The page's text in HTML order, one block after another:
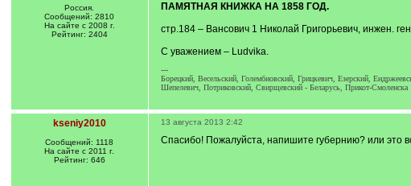
Россия.
Сообщений: 2810
На сайте с 2008 г.
Рейтинг: 2404
ПАМЯТНАЯ КНИЖКА НА 1858 ГОД.
стр.184 – Вансович 1 Николай Григорьевич, инжен.
С уважением – Ludvika.
---
Борецкий, Весельский, Голембиовский, Грицкевич, Езерский,
Шепелевич, Потриковский, Свирщевский - Беларусь, Прикот-Смоленска
kseniy2010
Сообщений: 1118
На сайте с 2011 г.
Рейтинг: 646
13 августа 2013 2:42
Спасибо! Пожалуйста, напишите губернию? или это